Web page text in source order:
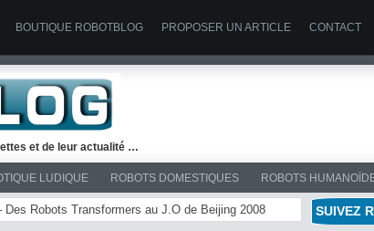
BOUTIQUE ROBOTBLOG PROPOSER UN ARTICLE CONTACT
et de leur actualité …
LUDIQUE ROBOTS DOMESTIQUES ROBOTS
Robots Transformers au J.O de Beijing 2008 SUIVEZ